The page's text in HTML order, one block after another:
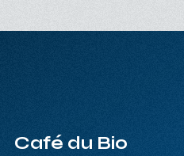
Café du Bio